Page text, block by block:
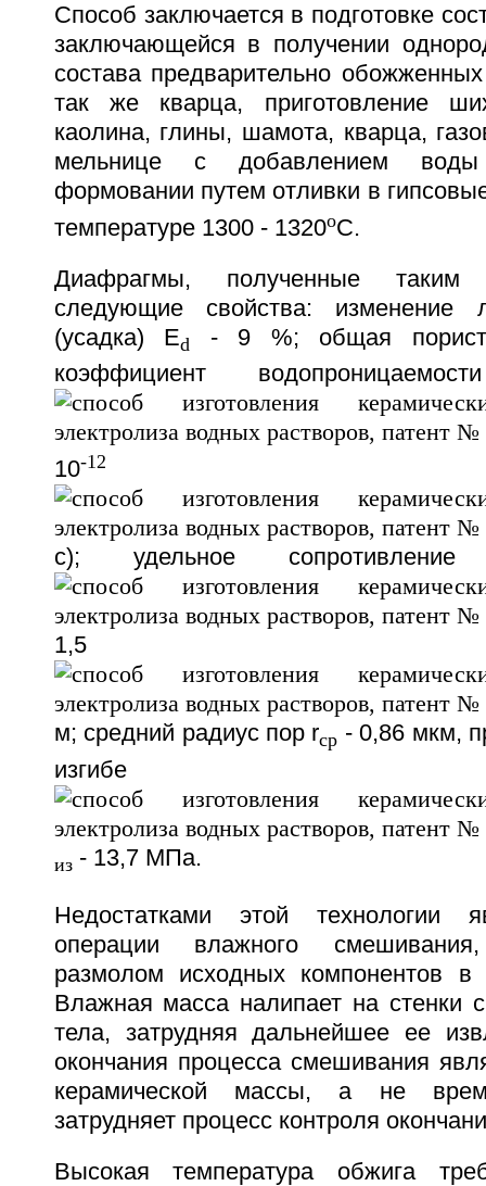
Способ заключается в подготовке
заключающейся в получении
состава предварительно
так же кварца, приготовление
каолина, глины, шамота, кварца,
мельнице с добавлением воды
формовании путем отливки в
температуре 1300 - 1320oС.
Диафрагмы, полученные таким
следующие свойства: изменение
(усадка) Еd
- 9 %; общая
коэффициент
10-12
с); удельное
1,5
м; средний радиус пор rcр - 0,86 мкм,
изгибе
из- 13,7 МПа.
Недостатками этой технологии
операции влажного
размолом исходных компонентов
Влажная масса налипает на стенки
тела, затрудняя дальнейшее ее
окончания процесса смешивания
керамической массы, а не
затрудняет процесс контроля
Высокая температура обжига